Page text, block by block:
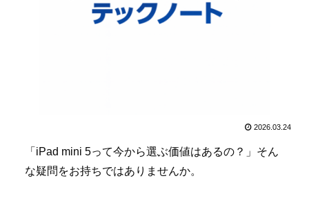
2026.03.24
「iPad mini 5って今から選ぶ価値はあるの？」そん
な疑問をお持ちではありませんか。